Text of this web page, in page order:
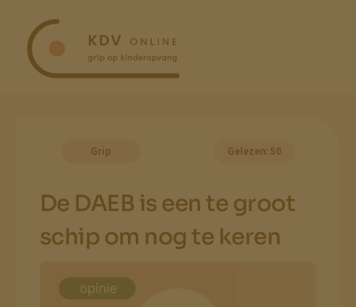
inhoud
Grip Gelezen: 50
De DAEB is een te groot
schip om nog te keren